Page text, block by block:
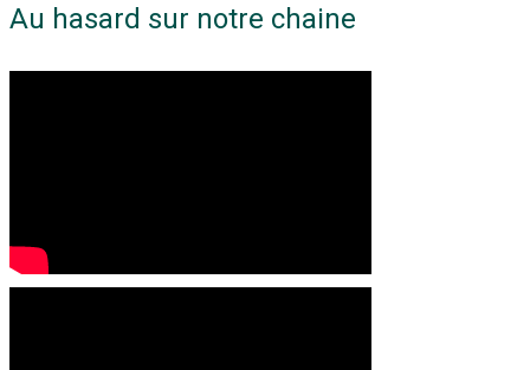
Au hasard sur notre chaine